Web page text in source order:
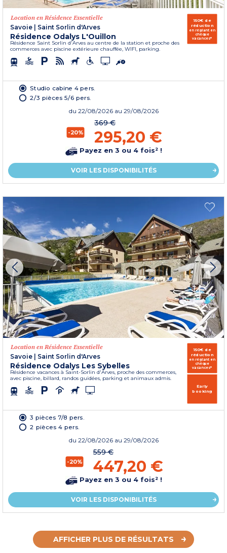
Location en Résidence Essentielle
Savoie | Saint Sorlin d'Arves
Résidence Odalys L'Ouillon
Résidence Saint Sorlin d'Arves au centre de la station et proche des
commerces avec piscine extérieure chauffée, WIFI, parking.
150€ de
réduction
en réglant en
chèque
vacances*
Studio cabine 4 pers.
2/3 pièces 5/6 pers.
du 22/08/2026 au 29/08/2026
-20%
369 €
295,20 €
Payez en 3 ou 4 fois² !
VOIR LES DISPONIBILITÉS
Location en Résidence Essentielle
Savoie | Saint Sorlin d'Arves
Résidence Odalys Les Sybelles
Résidence vacances à Saint-Sorlin d'Arves, proche des commerces,
avec piscine, billard, randos guidées, parking et animaux admis.
150€ de
réduction
en réglant en
chèque
vacances*
Early
booking
3 pièces 7/8 pers.
2 pièces 4 pers.
du 22/08/2026 au 29/08/2026
-20%
559 €
447,20 €
Payez en 3 ou 4 fois² !
VOIR LES DISPONIBILITÉS
AFFICHER PLUS DE RÉSULTATS